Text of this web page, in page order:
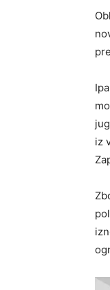
iz